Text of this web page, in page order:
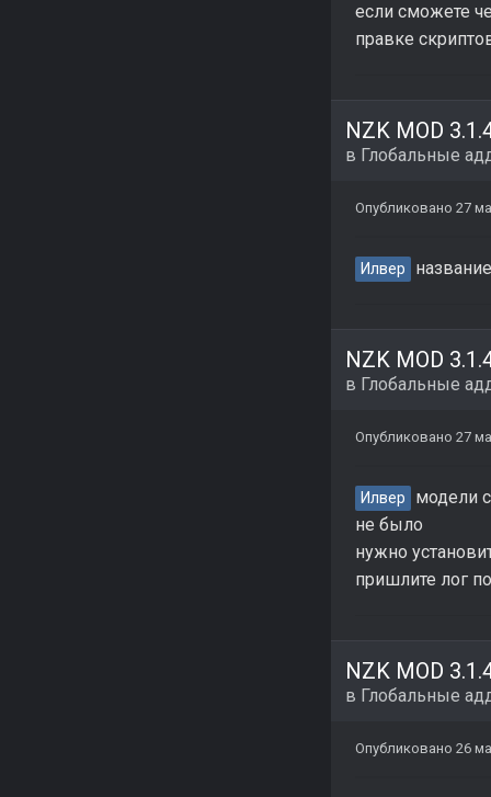
если сможете
правке
в Глобальные
Опубликовано 27
Илвер
в Глобальные
Опубликовано 27
Илвер
модели
не было
нужно
пришлите лог
в Глобальные
Опубликовано 26